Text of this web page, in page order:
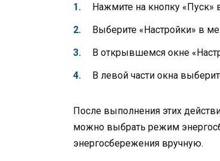
Нажмите на кнопку «Пуск»
Выберите «Настройки» в
В открывшемся окне
В левой части окна
После выполнения этих
можно выбрать режим
энергосбережения вручную.